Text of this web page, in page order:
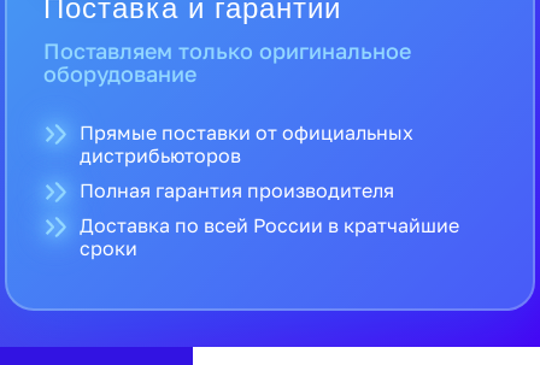
Поставка и гарантии
Поставляем только оригинальное
оборудование
Прямые поставки от официальных
дистрибьюторов
Полная гарантия производителя
Доставка по всей России в кратчайшие
сроки